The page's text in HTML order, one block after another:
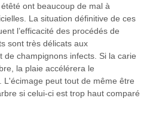
ont beaucoup de mal à
La situation définitive de ces
l’efficacité des procédés de
sont très délicats aux
de champignons infects. Si la carie
la plaie accélérera le
L'écimage peut tout de même être
si celui-ci est trop haut comparé